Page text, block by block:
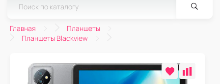
Главная
Планшеты
Планшеты Blackview